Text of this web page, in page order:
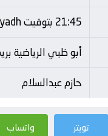
21:45 بتوقيت Asia/Riyadh
أبو ظبي الرياضية
حازم عبدالسلام
تويتر واتساب